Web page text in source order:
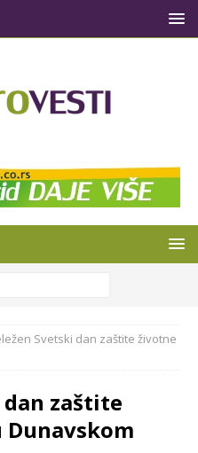
Svetski dan zaštite životne
dan zaštite